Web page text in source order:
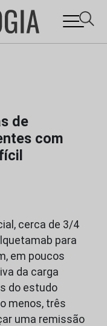
de
com
cerca de 3/4
para
em poucos
da carga
do estudo
menos, três
uma remissão